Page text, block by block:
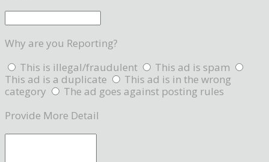
Why are you Reporting?
This is illegal/fraudulent
This ad is spam
This ad is a duplicate
This ad is in the wrong
category
The ad goes against posting rules
Provide More Detail